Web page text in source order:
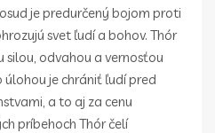
je predurčený bojom proti
svet ľudí a bohov. Thór
silou, odvahou a vernosťou
úlohou je chrániť ľudí pred
a to aj za cenu
príbehoch Thór čelí